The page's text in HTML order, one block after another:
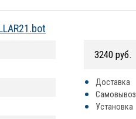
3240 руб.
Доставка
Самовывоз
Установка